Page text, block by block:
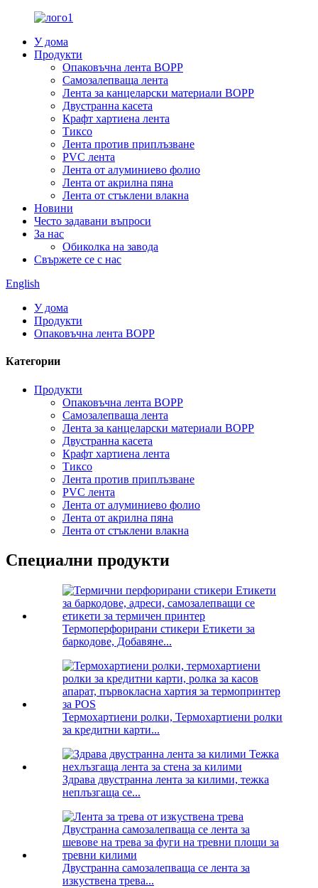
У дома
Продукти
Опаковъчна лента BOPP
Самозалепваща лента
Лента за канцеларски материали BOPP
Двустранна касета
Крафт хартиена лента
Тиксо
Лента против приплъзване
PVC лента
Лента от алуминиево фолио
Лента от акрилна пяна
Лента от стъклени влакна
Новини
Често задавани въпроси
За нас
Обиколка на завода
Свържете се с нас
English
У дома
Продукти
Опаковъчна лента BOPP
Категории
Продукти
Опаковъчна лента BOPP
Самозалепваща лента
Лента за канцеларски материали BOPP
Двустранна касета
Крафт хартиена лента
Тиксо
Лента против приплъзване
PVC лента
Лента от алуминиево фолио
Лента от акрилна пяна
Лента от стъклени влакна
Специални продукти
Термоперфорирани стикери Етикети за
баркодове, Добавяне...
Термохартиени ролки, Термохартиени ролки
за кредитни карти...
Здрава двустранна лента за килими, тежка
неплъзгаща се...
Двустранна самозалепваща се лента за
изкуствена трева...